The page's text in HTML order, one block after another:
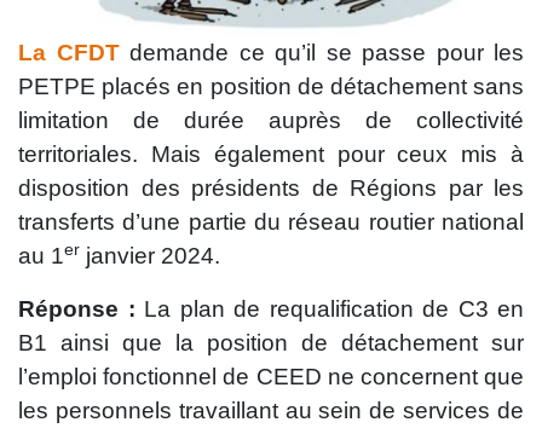
La CFDTdemande ce qu’il se passe pour les
PETPE placés en position de détachement sans
limitation de durée auprès de collectivité
territoriales. Mais également pour ceux mis à
disposition des présidents de Régions par les
transferts d’une partie du réseau routier national
au 1er janvier 2024.
Réponse : La plan de requalification de C3 en
B1 ainsi que la position de détachement sur
l’emploi fonctionnel de CEED ne concernent que
les personnels travaillant au sein de services de